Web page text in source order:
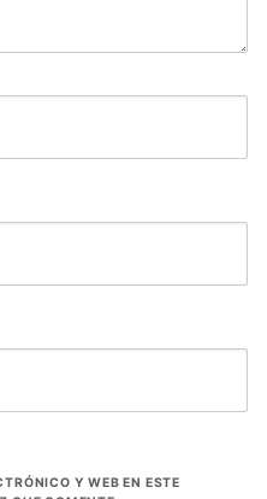
Y WEB EN ESTE